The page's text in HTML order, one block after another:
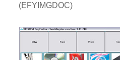
(EFYIMGDOC)